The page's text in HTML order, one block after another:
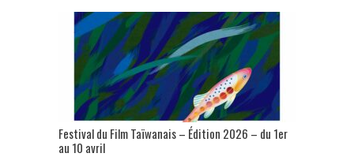
Festival du Film Taïwanais – Édition 2026 – du 1er
au 10 avril